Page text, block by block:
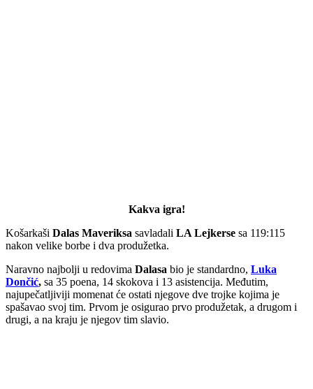
Kakva igra!
Košarkaši Dalas Maveriksa savladali LA Lejkerse sa 119:115
nakon velike borbe i dva produžetka.
Naravno najbolji u redovima Dalasa bio je standardno, Luka
Dončić, sa 35 poena, 14 skokova i 13 asistencija. Međutim,
najupečatljiviji momenat će ostati njegove dve trojke kojima je
spašavao svoj tim. Prvom je osigurao prvo produžetak, a drugom i
drugi, a na kraju je njegov tim slavio.